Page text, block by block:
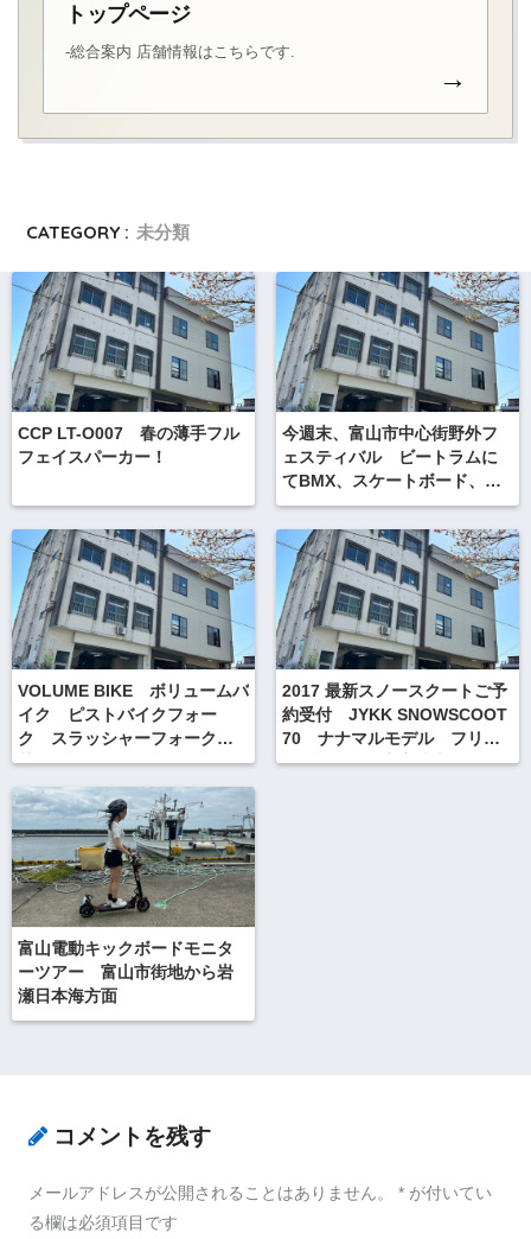
トップページ
-総合案内 店舗情報はこちらです.
→
CATEGORY : 未分類
CCP LT-O007 春の薄手フル
フェイスパーカー！
今週末、富山市中心街野外フ
ェスティバル ビートラムに
てBMX、スケートボード、イ
ンラインスケート、ストライ
ダー アクティブスポーツ無
料体験！
VOLUME BIKE ボリュームバ
イク ピストバイクフォー
ク スラッシャーフォーク入
荷！
2017 最新スノースクートご予
約受付 JYKK SNOWSCOOT
70 ナナマルモデル フリー
スタイル 限定完成車もリリ
富山電動キックボードモニタ
ーツアー 富山市街地から岩
瀬日本海方面
コメントを残す
メールアドレスが公開されることはありません。 * が付いてい
る欄は必須項目です